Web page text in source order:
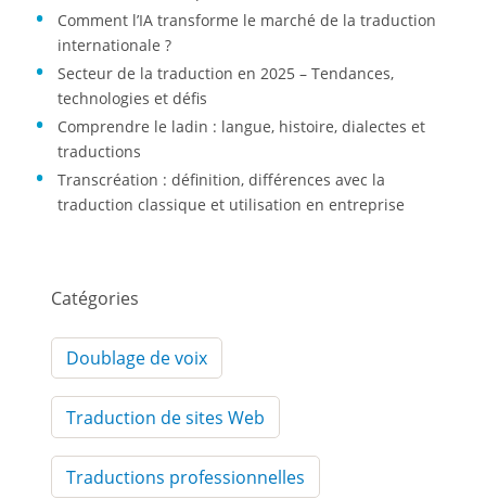
Comment l’IA transforme le marché de la traduction
internationale ?
Secteur de la traduction en 2025 – Tendances,
technologies et défis
Comprendre le ladin : langue, histoire, dialectes et
traductions
Transcréation : définition, différences avec la
traduction classique et utilisation en entreprise
Catégories
Doublage de voix
Traduction de sites Web
Traductions professionnelles